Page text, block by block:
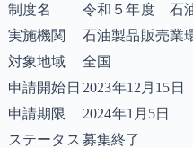
制度名
令和５年度 石
実施機関
石油製品販売業
対象地域
全国
申請開始日 2023年12月15日
申請期限
2024年1月5日
ステータス 募集終了